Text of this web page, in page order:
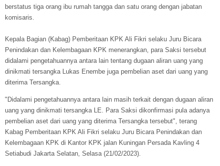
berstatus tiga orang ibu rumah tangga dan satu orang dengan jabatan
komisaris.
Kepala Bagian (Kabag) Pemberitaan KPK Ali Fikri selaku Juru Bicara
Penindakan dan Kelembagaan KPK menerangkan, para Saksi tersebut
didalami pengetahuannya antara lain tentang dugaan aliran uang yang
dinikmati tersangka Lukas Enembe juga pembelian aset dari uang yang
diterima Tersangka.
"Didalami pengetahuannya antara lain masih terkait dengan dugaan aliran
uang yang dinikmati tersangka LE. Para Saksi dikonfirmasi pula adanya
pembelian aset dari uang yang diterima Tersangka tersebut", terang
Kabag Pemberitaan KPK Ali Fikri selaku Juru Bicara Penindakan dan
Kelembagaan KPK di Kantor KPK jalan Kuningan Persada Kavling 4
Setiabudi Jakarta Selatan, Selasa (21/02/2023).